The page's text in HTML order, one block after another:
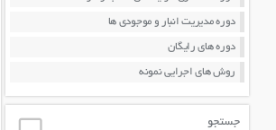
دوره مدیریت انبار و موجودی ها
دوره های رایگان
روش های اجرایی نمونه
جستجو